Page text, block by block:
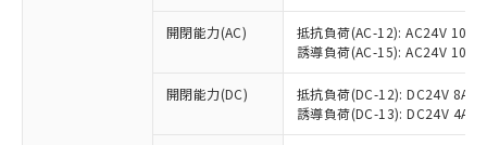
開閉能力(AC)
抵抗負荷(AC-12): AC24V 10A/
誘導負荷(AC-15): AC24V
開閉能力(DC)
抵抗負荷(DC-12): DC24V 8A/
誘導負荷(DC-13): DC24V 4A/
以下の条件をお読みいただき、同意のうえ
本サービスは、当社制御機器事業取扱
商品の当社在庫状況および標準価格
対応予定なし：EU RoHS指令（10物質）の
非含有に非対応の商品で、対応品を出す予
調査・確認中：EU RoHS指令（10物質）の
非含有の対応状況を調査中または確認中の